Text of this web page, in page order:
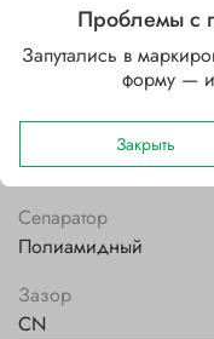
Наружный диаметр
Ширина B, мм
43.7
Сепаратор
Полиамидный
Зазор
CN
Проблемы с
Запутались в
форму —
Закрыть